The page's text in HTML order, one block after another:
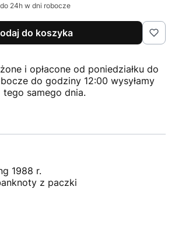
24h w dni robocze
do koszyka
i opłacone od poniedziałku do
do godziny 12:00 wysyłamy
tego samego dnia.
1988 r.
z paczki